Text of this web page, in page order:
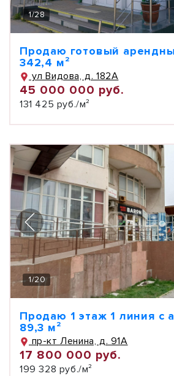
1/28
Продаю готовый
342,4 м²
ул Видова, д. 182А
45 000 000 руб.
131 425 руб./м²
1/20
Продаю 1 этаж 1 линия с
89,3 м²
пр-кт Ленина, д. 91А
17 800 000 руб.
199 328 руб./м²